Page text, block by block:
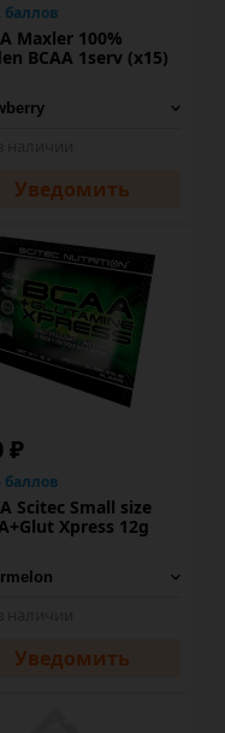
баллов
Maxler 100%
BCAA 1serv (х15)
Уведомить
₽
баллов
Scitec Small size
Xpress 12g
Уведомить